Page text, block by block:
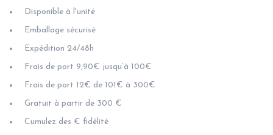
Disponible à l'unité
Emballage sécurisé
Expédition 24/48h
Frais de port 9,90€ jusqu’à 100€
Frais de port 12€ de 101€ à 300€
Gratuit à partir de 300 €
Cumulez des € fidélité